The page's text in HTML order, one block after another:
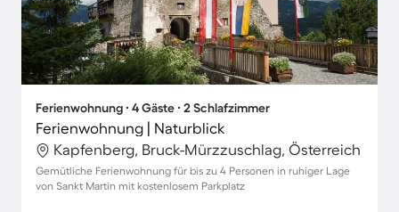
Ferienwohnung ∙ 4 Gäste ∙ 2 Schlafzimmer
Ferienwohnung | Naturblick
Kapfenberg, Bruck-Mürzzuschlag, Österreich
Gemütliche Ferienwohnung für bis zu 4 Personen in ruhiger Lage
von Sankt Martin mit kostenlosem Parkplatz